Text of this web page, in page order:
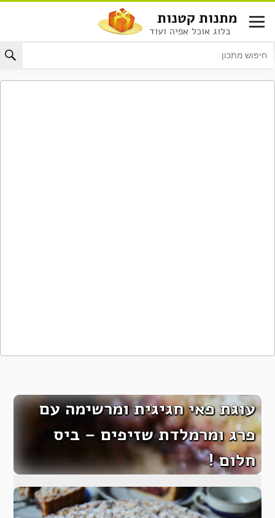
לתוכן
מתנות קטנות
בלוג אוכל אפיה ועוד
עוגת פאי חגיגית ומרשימה עם
פרג ומרמלדת שזיפים – ביס
חלום !